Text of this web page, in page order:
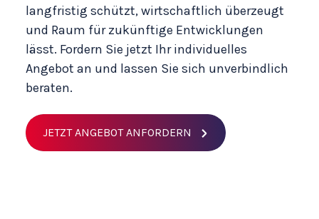
langfristig schützt, wirtschaftlich überzeugt
und Raum für zukünftige Entwicklungen
lässt. Fordern Sie jetzt Ihr individuelles
Angebot an und lassen Sie sich unverbindlich
beraten.
JETZT ANGEBOT ANFORDERN